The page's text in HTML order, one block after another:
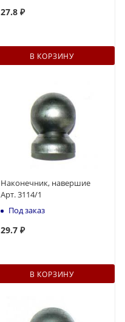
27.8 ₽
В КОРЗИНУ
Наконечник, навершие
Арт. 3114/1
Под заказ
29.7 ₽
В КОРЗИНУ